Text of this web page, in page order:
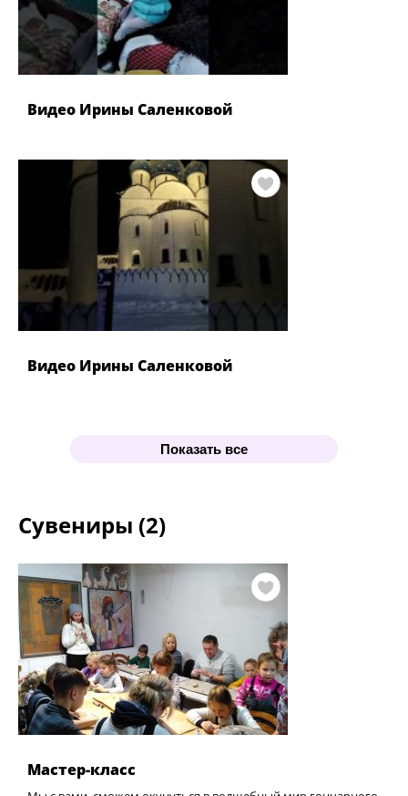
Видео Ирины Саленковой
Видео Ирины Саленковой
Показать все
Сувениры (2)
Мастер-класс